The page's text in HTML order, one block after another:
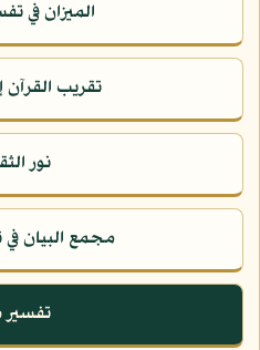
الميزان في
تقريب القرآن
نور
مجمع البيان في
تفسير